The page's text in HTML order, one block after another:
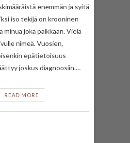
enemmän ja syitä
iso tekijä on krooninen
minua joka paikkaan. Vielä
nimeä. Vuosien,
epätietoisuus
joskus diagnoosiin.…
READ MORE